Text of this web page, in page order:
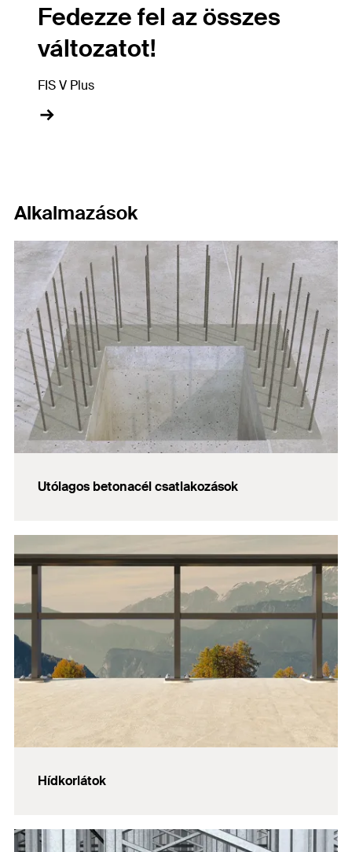
Fedezze fel az összes
változatot!
FIS V Plus
Alkalmazások
Utólagos betonacél csatlakozások
Hídkorlátok